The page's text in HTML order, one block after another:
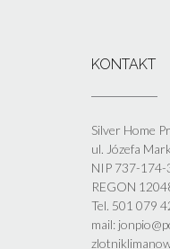
KONTAKT
Silver Home
ul. Józefa
NIP 737-174-
REGON
Tel. 501 079
mail: